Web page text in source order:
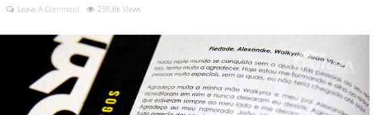
Leave A Comment 259.8k Views